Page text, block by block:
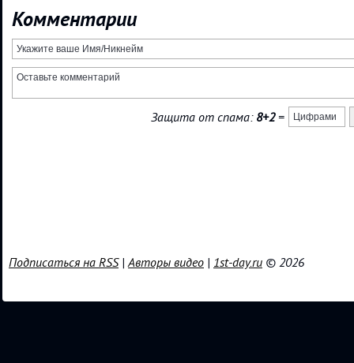
Комментарии
Защита от спама: 8+2=
Подписаться на RSS|Авторы видео | 1st-day.ru © 2026